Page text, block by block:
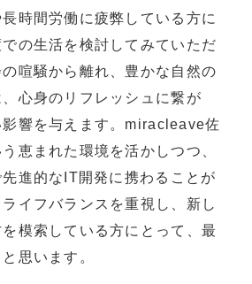
時間労働に疲弊している方に
の生活を検討してみていただ
喧騒から離れ、豊かな自然の
心身のリフレッシュに繋が
影響を与えます。miracleave佐
恵まれた環境を活かしつつ、
進的なIT開発に携わることが
イフバランスを重視し、新し
模索している方にとって、最
思います。